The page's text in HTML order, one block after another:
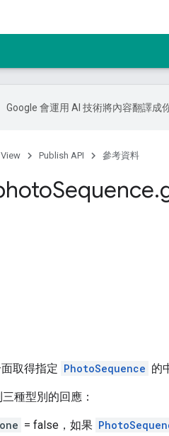
Google 會運用 AI 技術將內容翻譯成
Publish API 參考資料
Sequence.
取得指定 PhotoSequence 的
種型別的回應：
= false，如果